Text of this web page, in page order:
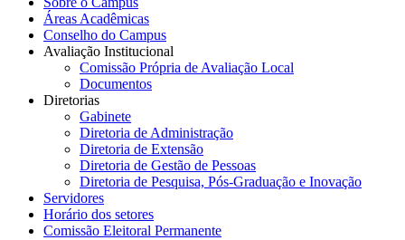
Áreas Acadêmicas
Conselho do Campus
Avaliação Institucional
Comissão Própria de Avaliação Local
Documentos
Diretorias
Gabinete
Diretoria de Administração
Diretoria de Extensão
Diretoria de Gestão de Pessoas
Diretoria de Pesquisa, Pós-Graduação e Inovação
Servidores
Horário dos setores
Comissão Eleitoral Permanente